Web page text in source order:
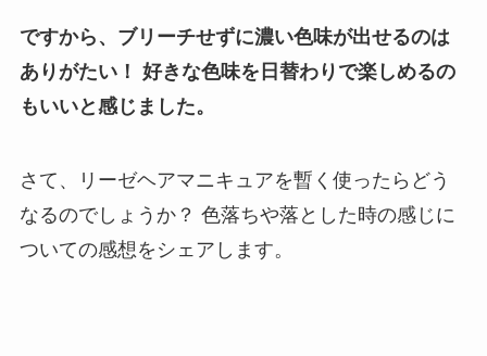
ですから、ブリーチせずに濃い色味が出せるのは
ありがたい！ 好きな色味を日替わりで楽しめるの
もいいと感じました。
さて、リーゼヘアマニキュアを暫く使ったらどう
なるのでしょうか？ 色落ちや落とした時の感じに
ついての感想をシェアします。